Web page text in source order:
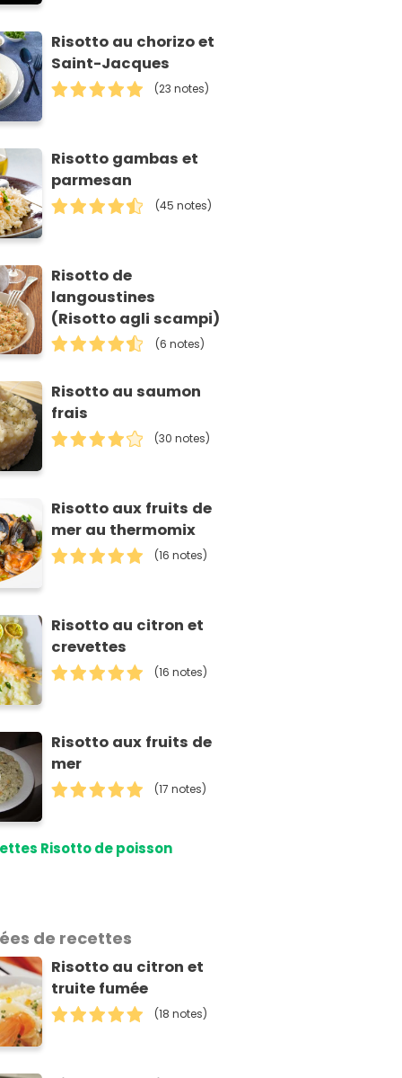
Risotto au chorizo et
Saint-Jacques
(23 notes)
Risotto gambas et
parmesan
(45 notes)
Risotto de
langoustines
(Risotto agli scampi)
(6 notes)
Risotto au saumon
frais
(30 notes)
Risotto aux fruits de
mer au thermomix
(16 notes)
Risotto au citron et
crevettes
(16 notes)
Risotto aux fruits de
mer
(17 notes)
Risotto de poisson
de recettes
Risotto au citron et
truite fumée
(18 notes)